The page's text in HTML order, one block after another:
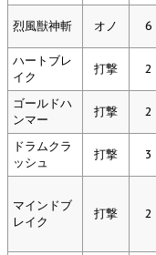
烈風獣神斬 オノ 6
ハートブレ
イク
打撃 2
ゴールドハ
ンマー
打撃 2
ドラムクラ
ッシュ
打撃 3
マインドブ
レイク
打撃 2